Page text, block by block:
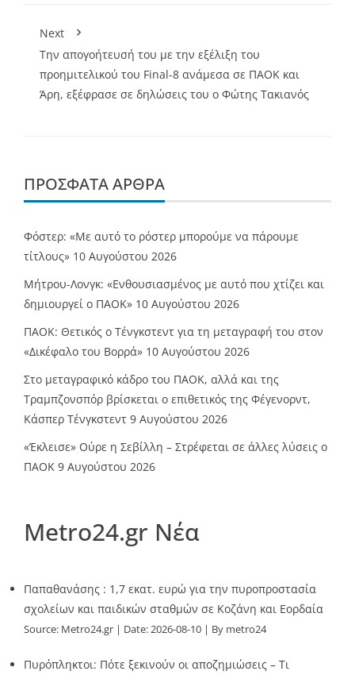
Next
Την απογοήτευσή του με την εξέλιξη του
προημιτελικού του Final-8 ανάμεσα σε ΠΑΟΚ και
Άρη, εξέφρασε σε δηλώσεις του ο Φώτης Τακιανός
ΠΡΌΣΦΑΤΑ ΆΡΘΡΑ
Φόστερ: «Με αυτό το ρόστερ μπορούμε να πάρουμε
τίτλους» 10 Αυγούστου 2026
Μήτρου-Λονγκ: «Ενθουσιασμένος με αυτό που χτίζει και
δημιουργεί ο ΠΑΟΚ» 10 Αυγούστου 2026
ΠΑΟΚ: Θετικός ο Τένγκστεντ για τη μεταγραφή του στον
«Δικέφαλο του Βορρά» 10 Αυγούστου 2026
Στο μεταγραφικό κάδρο του ΠΑΟΚ, αλλά και της
Τραμπζονσπόρ βρίσκεται ο επιθετικός της Φέγενορντ,
Κάσπερ Τένγκστεντ 9 Αυγούστου 2026
«Έκλεισε» Ούρε η Σεβίλλη – Στρέφεται σε άλλες λύσεις ο
ΠΑΟΚ 9 Αυγούστου 2026
Metro24.gr Νέα
Παπαθανάσης : 1,7 εκατ. ευρώ για την πυροπροστασία
σχολείων και παιδικών σταθμών σε Κοζάνη και Εορδαία
Source: Metro24.gr Date: 2026-08-10 By metro24
Πυρόπληκτοι: Πότε ξεκινούν οι αποζημιώσεις – Τι